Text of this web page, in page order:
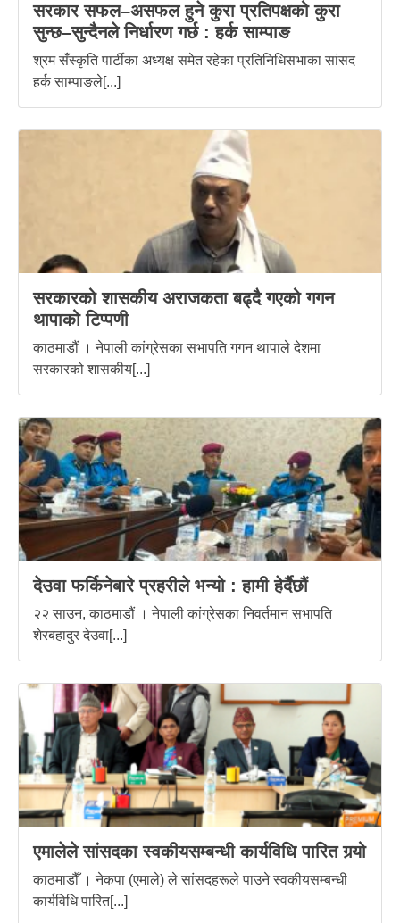
सरकार सफल–असफल हुने कुरा प्रतिपक्षको कुरा
सुन्छ–सुन्दैनले निर्धारण गर्छ : हर्क साम्पाङ
श्रम सँस्कृति पार्टीका अध्यक्ष समेत रहेका प्रतिनिधिसभाका सांसद
हर्क साम्पाङले[...]
सरकारको शासकीय अराजकता बढ्दै गएको गगन
थापाको टिप्पणी
काठमाडौं । नेपाली कांग्रेसका सभापति गगन थापाले देशमा
सरकारको शासकीय[...]
देउवा फर्किनेबारे प्रहरीले भन्यो : हामी हेर्दैछौं
२२ साउन, काठमाडौं । नेपाली कांग्रेसका निवर्तमान सभापति
शेरबहादुर देउवा[...]
एमालेले सांसदका स्वकीयसम्बन्धी कार्यविधि पारित गर्‍यो
काठमाडौँ । नेकपा (एमाले) ले सांसदहरूले पाउने स्वकीयसम्बन्धी
कार्यविधि पारित[...]